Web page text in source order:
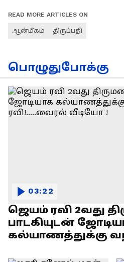
READ MORE ARTICLES ON
ஆன்மீகம் திருப்பதி
பொழுதுபோக்கு
ஜெயம் ரவி 2வது
பாடகியுடன்
கல்யாணத்துக்கு
03:22